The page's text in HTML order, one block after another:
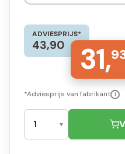
ADVIESPRIJS*
43,90 31,
*Adviesprijs van fabrikant i